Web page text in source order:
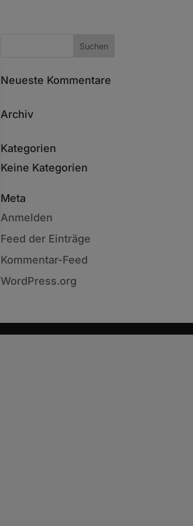
Neueste Kommentare
Archiv
Kategorien
Keine Kategorien
Meta
Anmelden
Feed der Einträge
Kommentar-Feed
WordPress.org